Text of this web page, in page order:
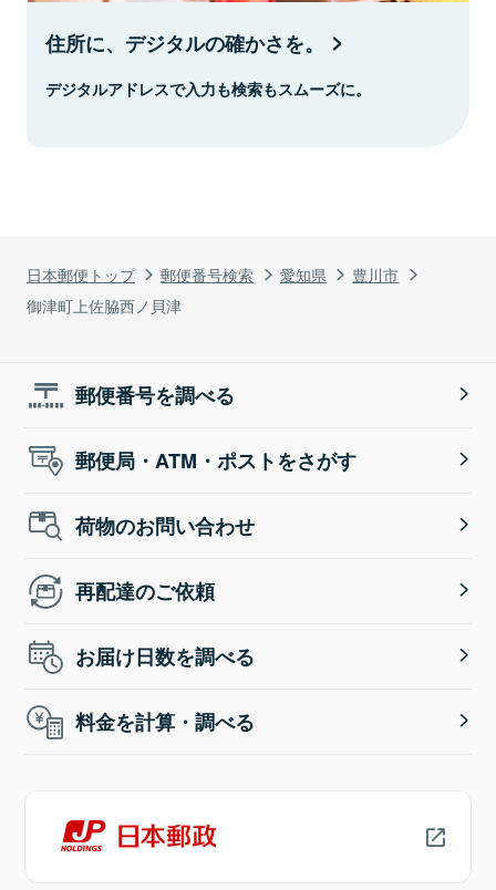
日本郵便トップ 郵便番号検索 愛知県
豊川市
御津町上佐脇西ノ貝津
住所に、デジタルの確かさを。
デジタルアドレスで入力も検索もスムーズに。
郵便番号を調べる
郵便局・ATM・ポストをさがす
荷物のお問い合わせ
再配達のご依頼
お届け日数を調べる
料金を計算・調べる